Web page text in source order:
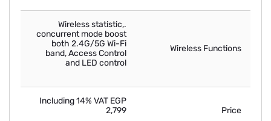
Wireless Functions
.Wireless statistic,
concurrent mode boost
both 2.4G/5G Wi-Fi
band, Access Control
and LED control
Price
Including 14% VAT EGP
2,799